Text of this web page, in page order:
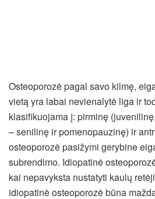
Osteoporozė pagal savo kilmę,
vietą yra labai nevienalytė liga ir
klasifikuojama į: pirminę
– senilinę ir pomenopauzinę) ir
osteoporozė pasižymi gerybine
subrendimo. Idiopatinė
kai nepavyksta nustatyti kaulų
idiopatinė osteoporozė būna